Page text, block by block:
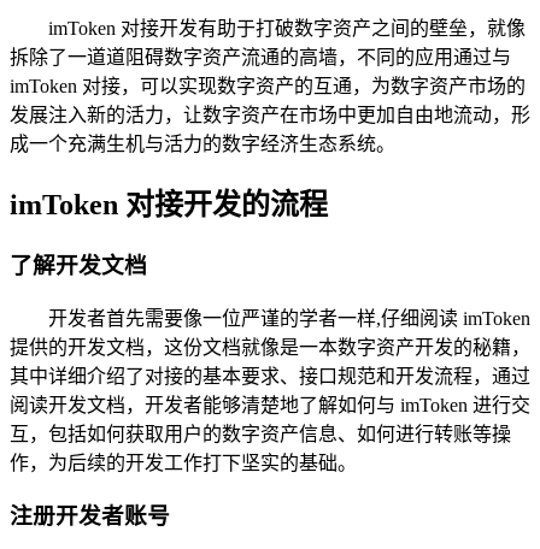
imToken 对接开发有助于打破数字资产之间的壁垒，就像
拆除了一道道阻碍数字资产流通的高墙，不同的应用通过与
imToken 对接，可以实现数字资产的互通，为数字资产市场的
发展注入新的活力，让数字资产在市场中更加自由地流动，形
成一个充满生机与活力的数字经济生态系统。
imToken 对接开发的流程
了解开发文档
开发者首先需要像一位严谨的学者一样,仔细阅读 imToken
提供的开发文档，这份文档就像是一本数字资产开发的秘籍，
其中详细介绍了对接的基本要求、接口规范和开发流程，通过
阅读开发文档，开发者能够清楚地了解如何与 imToken 进行交
互，包括如何获取用户的数字资产信息、如何进行转账等操
作，为后续的开发工作打下坚实的基础。
注册开发者账号